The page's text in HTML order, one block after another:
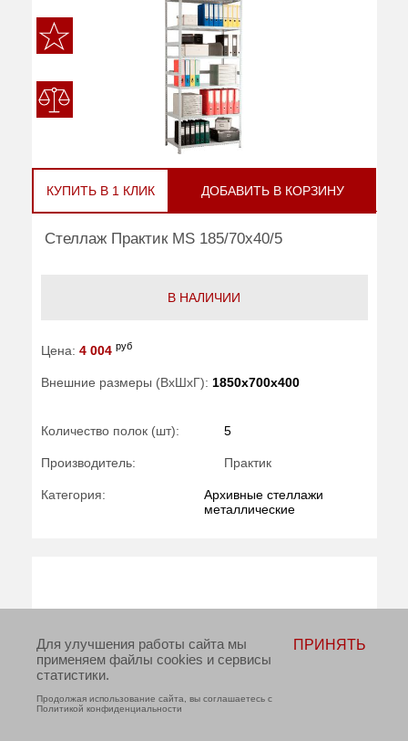
КУПИТЬ В 1 КЛИК ДОБАВИТЬ В КОРЗИНУ
Стеллаж Практик MS 185/70x40/5
В НАЛИЧИИ
Цена: 4 004 руб
Внешние размеры (ВхШхГ): 1850x700x400
Количество полок (шт): 5
Производитель: Практик
Категория:
Архивные стеллажи
металлические
Для улучшения работы сайта мы
применяем файлы cookies и сервисы
статистики.
Продолжая использование сайта, вы соглашаетесь с
Политикой конфиденциальности
ПРИНЯТЬ